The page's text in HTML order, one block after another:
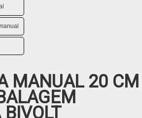
MANUAL 20 CM
BIVOLT